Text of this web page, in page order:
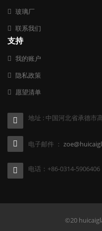
玻璃厂
联系我们
支持
我的账户
隐私政策
愿望清单
地址 : 中国河北省承德市
电子邮件 ：
电话：+86-0314-5906406
©20